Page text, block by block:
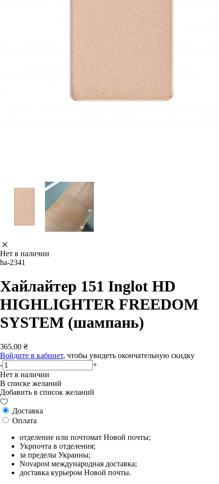
Нет в наличии
ha-2341
Хайлайтер 151 Inglot HD
HIGHLIGHTER FREEDOM
SYSTEM (шампань)
365.00 ₴
Войдите в кабинет, чтобы увидеть окончательную скидку
-
+
Нет в наличии
В списке желаний
Добавить в список желаний
Доставка
Оплата
отделение или почтомат Новой почты;
Укрпочта в отделения;
за пределы Украины;
Novapost международная доставка;
доставка курьером Новой почты.